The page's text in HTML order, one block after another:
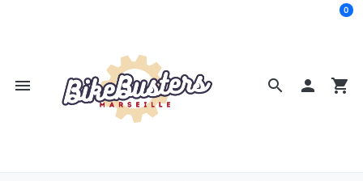
search
menu  shopping_cart
0